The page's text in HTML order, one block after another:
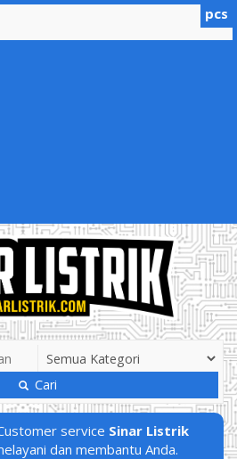
Cari
service Sinar Listrik
dan membantu Anda.
pcs